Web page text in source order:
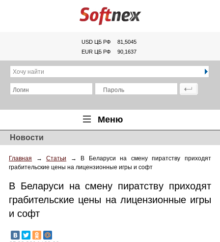
USD ЦБ РФ
81,5045
EUR ЦБ РФ
90,1637
Хочу найти
Логин Пароль
Меню
Главная
Обзоры
Новинки
Статьи
Новости
Главная →Статьи →
В Беларуси на смену пиратству приходят
грабительские цены на лицензионные игры и софт
В Беларуси на смену пиратству приходят
грабительские цены на лицензионные игры
и софт